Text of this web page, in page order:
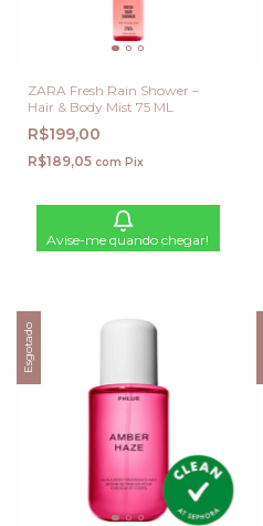
ZARA Fresh Rain Shower –
Hair & Body Mist 75 ML
R$199,00
R$189,05 com Pix
Avise-me quando chegar!
Esgotado